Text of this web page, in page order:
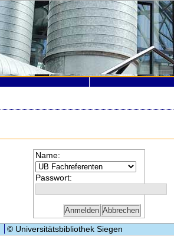
Name:
Passwort:
© Universitätsbibliothek Siegen